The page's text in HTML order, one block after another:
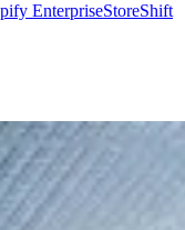
EnterpriseStoreShift